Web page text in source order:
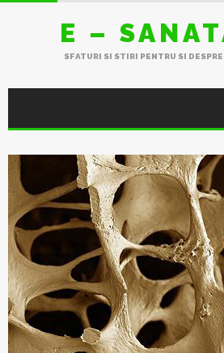
E –
SFATURI SI STIRI PENTRU SI